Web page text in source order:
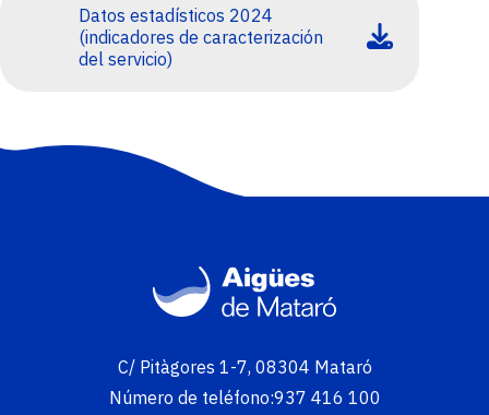
Datos estadísticos 2024
(indicadores de caracterización
del servicio)
Imatge
C/ Pitàgores 1-7, 08304 Mataró
Número de teléfono:937 416 100